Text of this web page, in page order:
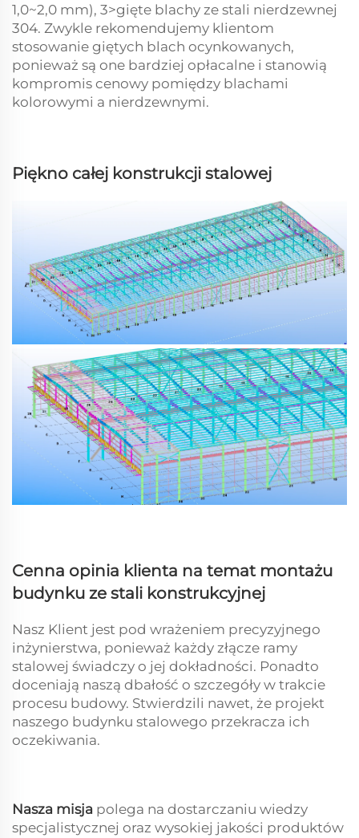
1,0~2,0 mm), 3>gięte blachy ze stali nierdzewnej
304. Zwykle rekomendujemy klientom
stosowanie giętych blach ocynkowanych,
ponieważ są one bardziej opłacalne i stanowią
kompromis cenowy pomiędzy blachami
kolorowymi a nierdzewnymi.
Piękno całej konstrukcji stalowej
Cenna opinia klienta na temat montażu
budynku ze stali konstrukcyjnej
Nasz Klient jest pod wrażeniem precyzyjnego
inżynierstwa, ponieważ każdy złącze ramy
stalowej świadczy o jej dokładności. Ponadto
doceniają naszą dbałość o szczegóły w trakcie
procesu budowy. Stwierdzili nawet, że projekt
naszego budynku stalowego przekracza ich
oczekiwania.
Nasza misja polega na dostarczaniu wiedzy
specjalistycznej oraz wysokiej jakości produktów